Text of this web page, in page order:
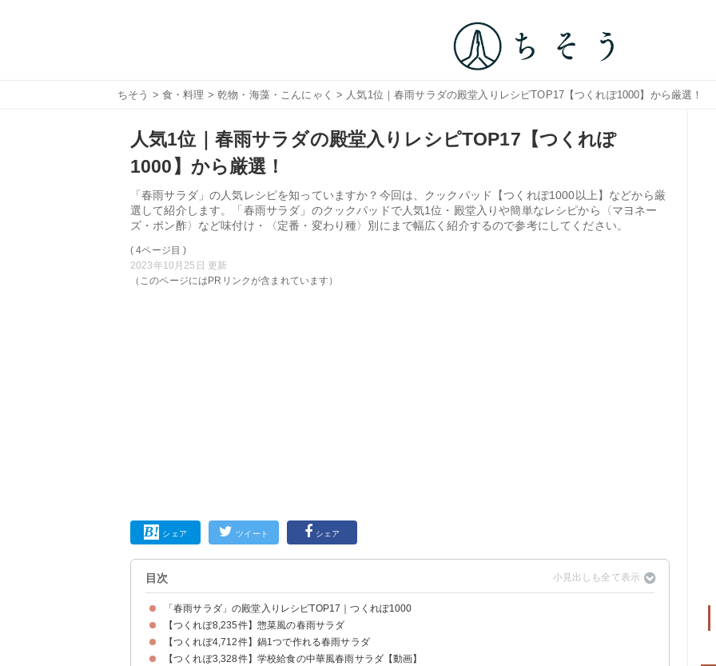
ちそう > 食・料理 >乾物・海藻・こんにゃく > 人気1位｜春雨サラダの殿堂入りレシピTOP17【つくれぽ1000】から厳選！
人気1位｜春雨サラダの殿堂入りレシピTOP17【つくれぽ
1000】から厳選！
「春雨サラダ」の人気レシピを知っていますか？今回は、クックパッド【つくれぽ1000以上】などから厳
選して紹介します。「春雨サラダ」のクックパッドで人気1位・殿堂入りや簡単なレシピから〈マヨネー
ズ・ポン酢〉など味付け・〈定番・変わり種〉別にまで幅広く紹介するので参考にしてください。
( 4ページ目 )
2023年10月25日 更新
（このページにはPRリンクが含まれています）
シェア ツイート シェア
目次
「春雨サラダ」の殿堂入りレシピTOP17｜つくれぽ1000
【つくれぽ8,235件】惣菜風の春雨サラダ
【つくれぽ4,712件】鍋1つで作れる春雨サラダ
【つくれぽ3,328件】学校給食の中華風春雨サラダ【動画】